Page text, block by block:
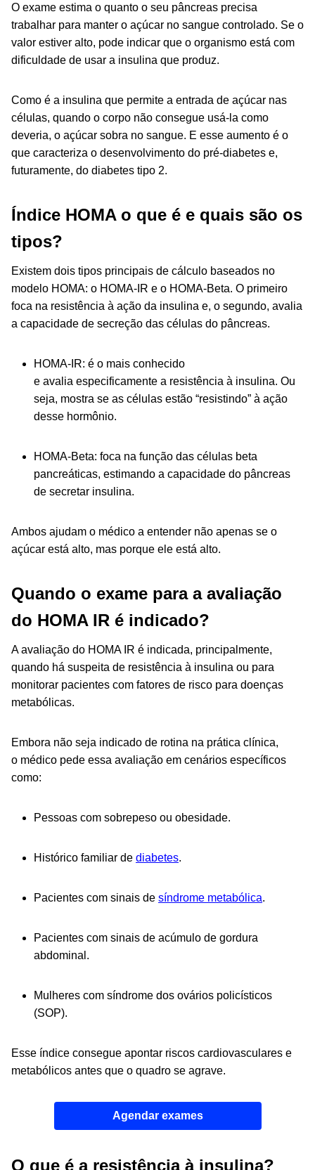
O exame estima o quanto o seu pâncreas precisa
trabalhar para manter o açúcar no sangue controlado. Se o
valor estiver alto, pode indicar que o organismo está com
dificuldade de usar a insulina que produz.
Como é a insulina que permite a entrada de açúcar nas
células, quando o corpo não consegue usá-la como
deveria, o açúcar sobra no sangue. E esse aumento é o
que caracteriza o desenvolvimento do pré-diabetes e,
futuramente, do diabetes tipo 2.
Índice HOMA o que é e quais são os
tipos?
Existem dois tipos principais de cálculo baseados no
modelo HOMA: o HOMA-IR e o HOMA-Beta. O primeiro
foca na resistência à ação da insulina e, o segundo, avalia
a capacidade de secreção das células do pâncreas.
HOMA-IR: é o mais conhecido
e avalia especificamente a resistência à insulina. Ou
seja, mostra se as células estão “resistindo” à ação
desse hormônio.
HOMA-Beta: foca na função das células beta
pancreáticas, estimando a capacidade do pâncreas
de secretar insulina.
Ambos ajudam o médico a entender não apenas se o
açúcar está alto, mas porque ele está alto.
Quando o exame para a avaliação
do HOMA IR é indicado?
A avaliação do HOMA IR é indicada, principalmente,
quando há suspeita de resistência à insulina ou para
monitorar pacientes com fatores de risco para doenças
metabólicas.
Embora não seja indicado de rotina na prática clínica,
o médico pede essa avaliação em cenários específicos
como:
Pessoas com sobrepeso ou obesidade.
Histórico familiar de diabetes.
Pacientes com sinais de síndrome metabólica.
Pacientes com sinais de acúmulo de gordura
abdominal.
Mulheres com síndrome dos ovários policísticos
(SOP).
Esse índice consegue apontar riscos cardiovasculares e
metabólicos antes que o quadro se agrave.
Agendar exames
O que é a resistência à insulina?